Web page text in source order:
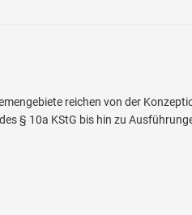
reichen von der
§ 10a KStG bis hin zu